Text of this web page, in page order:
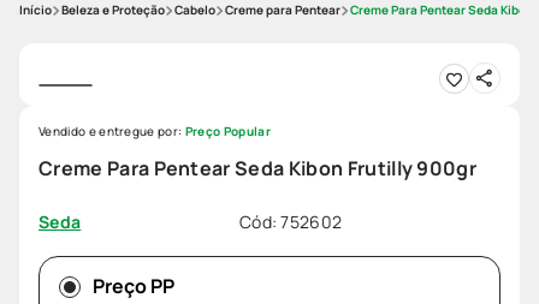
Beleza e Proteção Cabelo Creme para Pentear Creme Para Pentear Seda
Creme Para Pentear Seda Kibon Frutilly 900gr
Seda Cód:752602
Vendido e entregue por: Preço Popular
Preço PP